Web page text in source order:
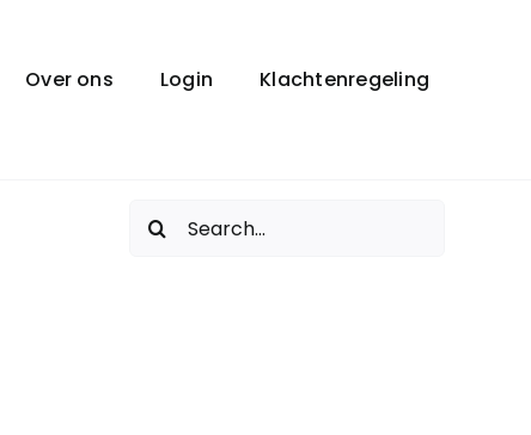
Over ons Login Klachtenregeling
Zoeken
naar: